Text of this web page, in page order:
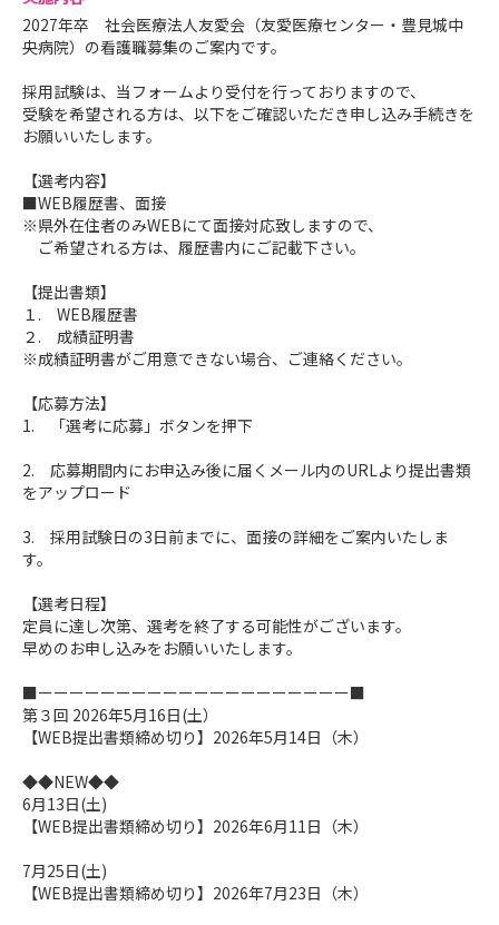
【URL】
https://lin.ee/9mUHOvZ
【検索ID】
@864ypdye
ーーーーーーーーーーーーー
お名前をご教示くださね(^^)
2027年卒 社会医療法人友愛会（友愛医療センター・豊見城中
央病院）の看護職募集のご案内です。
採用試験は、当フォームより受付を行っておりますので、
受験を希望される方は、以下をご確認いただき申し込み手続きを
お願いいたします。
【選考内容】
■WEB履歴書、面接
※県外在住者のみWEBにて面接対応致しますので、
ご希望される方は、履歴書内にご記載下さい。
【提出書類】
１. WEB履歴書
２. 成績証明書
※成績証明書がご用意できない場合、ご連絡ください。
【応募方法】
1. 「選考に応募」ボタンを押下
2. 応募期間内にお申込み後に届くメール内のURLより提出書類
をアップロード
3. 採用試験日の3日前までに、面接の詳細をご案内いたしま
す。
【選考日程】
定員に達し次第、選考を終了する可能性がございます。
早めのお申し込みをお願いいたします。
■ーーーーーーーーーーーーーーーーーーーー■
第３回 2026年5月16日(土）
【WEB提出書類締め切り】2026年5月14日（木）
◆◆NEW◆◆
6月13日(土)
【WEB提出書類締め切り】2026年6月11日（木）
7月25日(土)
【WEB提出書類締め切り】2026年7月23日（木）